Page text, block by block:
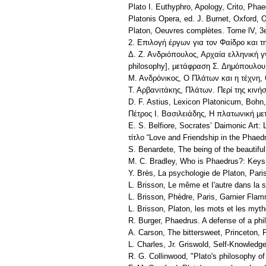
Plato I. Euthyphro, Apology, Crito,
Platonis Opera, ed. J. Burnet, Oxford,
Platon, Oeuvres complètes. Tome lV,
2. Επιλογή έργων για τον Φαίδρο και
Δ. Ζ. Ανδριόπουλος, Αρχαία ελληνική
philosophy], μετάφραση Σ.